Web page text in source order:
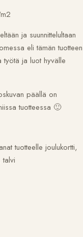
ja suunnittelultaan
eli tämän tuotteen
työtä ja luot hyvälle
päällä on
tuotteessa 🙂
tuotteellejoulukortti,
talvi